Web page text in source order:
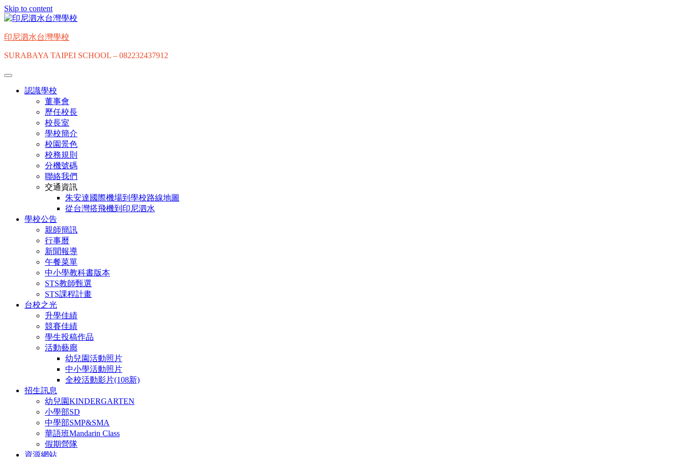
Skip to content
印尼泗水台灣學校
SURABAYA TAIPEI SCHOOL – 082232437912
認識學校
董事會
歷任校長
校長室
學校簡介
校園景色
校務規則
分機號碼
聯絡我們
交通資訊
朱安達國際機場到學校路線地圖
從台灣搭飛機到印尼泗水
學校公告
親師簡訊
行事曆
新聞報導
午餐菜單
中小學教科書版本
STS教師甄選
STS課程計畫
台校之光
升學佳績
競賽佳績
學生投稿作品
活動藝廊
幼兒園活動照片
中小學活動照片
全校活動影片(108新)
招生訊息
幼兒園KINDERGARTEN
小學部SD
中學部SMP&SMA
華語班Mandarin Class
假期營隊
資源網站